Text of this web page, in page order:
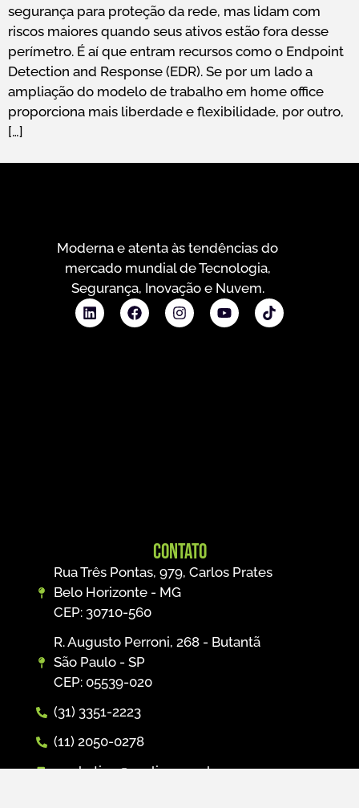
segurança para proteção da rede, mas lidam com
riscos maiores quando seus ativos estão fora desse
perímetro. É aí que entram recursos como o Endpoint
Detection and Response (EDR). Se por um lado a
ampliação do modelo de trabalho em home office
proporciona mais liberdade e flexibilidade, por outro,
[…]
Moderna e atenta às tendências do
mercado mundial de Tecnologia,
Segurança, Inovação e Nuvem.
Contato
Rua Três Pontas, 979, Carlos Prates
Belo Horizonte - MG
CEP: 30710-560
R. Augusto Perroni, 268 - Butantã
São Paulo - SP
CEP: 05539-020
(31) 3351-2223
(11) 2050-0278
marketing@prolinx.com.br